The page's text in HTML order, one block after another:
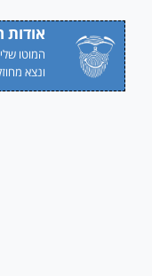
אודות
המוטו
ונצא